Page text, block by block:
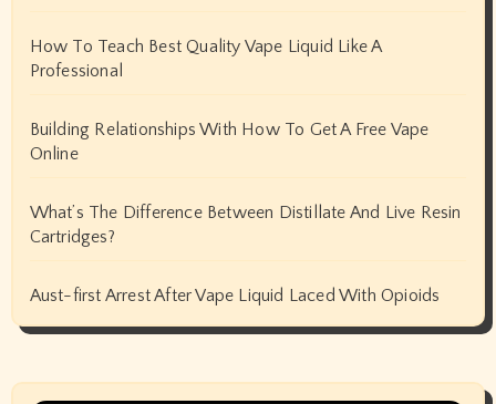
How To Teach Best Quality Vape Liquid Like A
Professional
Building Relationships With How To Get A Free Vape
Online
What’s The Difference Between Distillate And Live Resin
Cartridges?
Aust-first Arrest After Vape Liquid Laced With Opioids